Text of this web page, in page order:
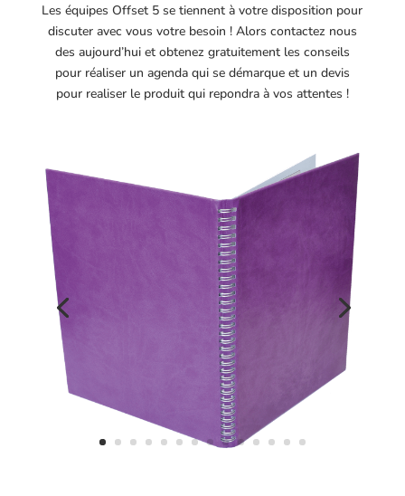
Les équipes Offset 5 se tiennent à votre disposition pour
discuter avec vous votre besoin ! Alors contactez nous
des aujourd’hui et obtenez gratuitement les conseils
pour réaliser un agenda qui se démarque et un devis
pour realiser le produit qui repondra à vos attentes !